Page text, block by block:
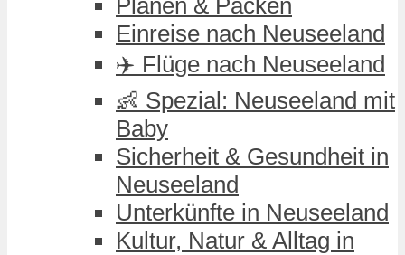
Planen & Packen
Einreise nach Neuseeland
✈️ Flüge nach Neuseeland
👶 Spezial: Neuseeland mit
Baby
Sicherheit & Gesundheit in
Neuseeland
Unterkünfte in Neuseeland
Kultur, Natur & Alltag in